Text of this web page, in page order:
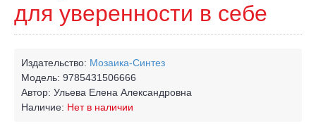
для уверенности в себе
Издательство: Мозаика-Синтез
Модель: 9785431506666
Автор: Ульева Елена Александровна
Наличие: Нет в наличии